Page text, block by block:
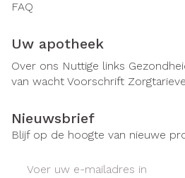
FAQ
Uw apotheek
Over ons Nuttige links
van wacht Voorschrift
Nieuwsbrief
Blijf op de hoogte van nieuwe